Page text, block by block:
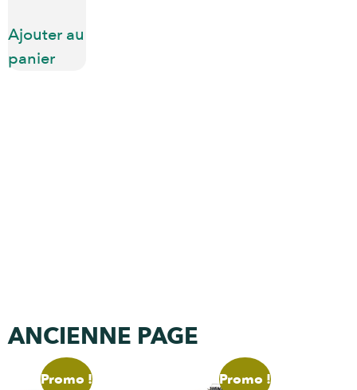
Ajouter au
panier
ANCIENNE PAGE
Promo ! Promo !